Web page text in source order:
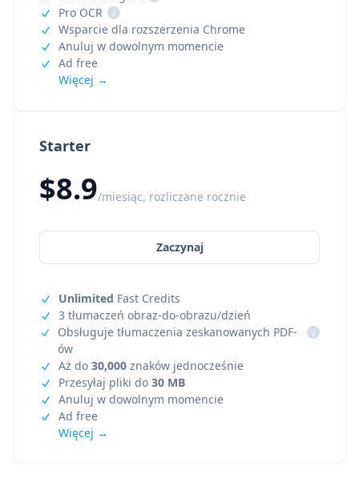
Starter
$8.9/miesiąc, rozliczane rocznie
Zaczynaj
Unlimited Fast Credits
3 tłumaczeń obraz-do-obrazu/dzień
Obsługuje tłumaczenia zeskanowanych PDF-
ów
i
Aż do 30,000 znaków jednocześnie
Przesyłaj pliki do 30 MB
Anuluj w dowolnym momencie
Ad free
Więcej →
Pro OCR
i
Wsparcie dla rozszerzenia Chrome
Anuluj w dowolnym momencie
Ad free
Więcej →